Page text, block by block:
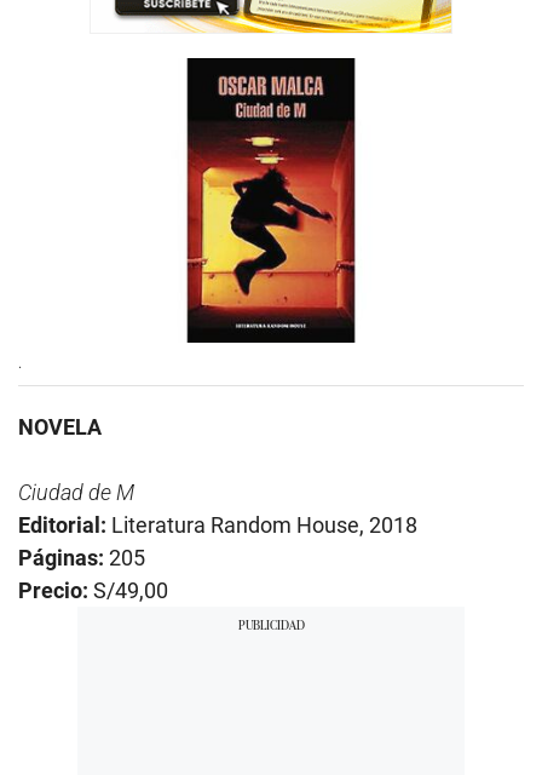
.
NOVELA
Ciudad de M
Editorial: Literatura Random House, 2018
Páginas: 205
Precio: S/49,00